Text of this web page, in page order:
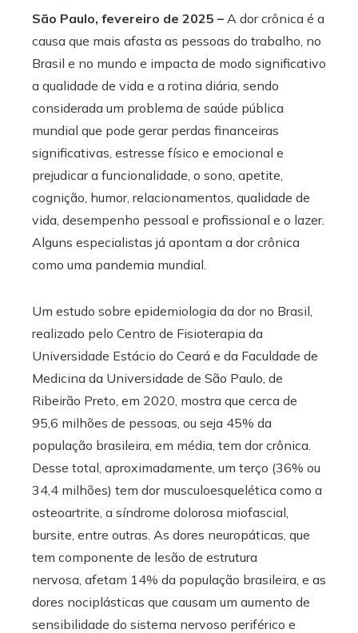
São Paulo, fevereiro de 2025 – A dor crônica é a
causa que mais afasta as pessoas do trabalho, no
Brasil e no mundo e impacta de modo significativo
a qualidade de vida e a rotina diária, sendo
considerada um problema de saúde pública
mundial que pode gerar perdas financeiras
significativas, estresse físico e emocional e
prejudicar a funcionalidade, o sono, apetite,
cognição, humor, relacionamentos, qualidade de
vida, desempenho pessoal e profissional e o lazer.
Alguns especialistas já apontam a dor crônica
como uma pandemia mundial.
Um estudo sobre epidemiologia da dor no Brasil,
realizado pelo Centro de Fisioterapia da
Universidade Estácio do Ceará e da Faculdade de
Medicina da Universidade de São Paulo, de
Ribeirão Preto, em 2020, mostra que cerca de
95,6 milhões de pessoas, ou seja 45% da
população brasileira, em média, tem dor crônica.
Desse total, aproximadamente, um terço (36% ou
34,4 milhões) tem dor musculoesquelética como a
osteoartrite, a síndrome dolorosa miofascial,
bursite, entre outras. As dores neuropáticas, que
tem componente de lesão de estrutura
nervosa, afetam 14% da população brasileira, e as
dores nociplásticas que causam um aumento de
sensibilidade do sistema nervoso periférico e